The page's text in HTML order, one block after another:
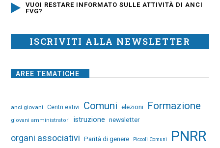
VUOI RESTARE INFORMATO SULLE ATTIVITÀ DI ANCI
FVG?
ISCRIVITI ALLA NEWSLETTER
AREE TEMATICHE
anci giovani Centri estivi Comuni elezioni Formazione
giovani amministratori istruzione newsletter
organi associativi Parità di genere Piccoli Comuni PNRR